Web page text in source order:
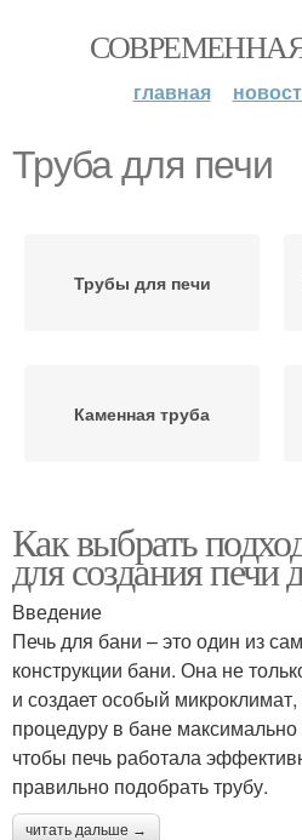
главная
Труба для печи
Трубы для печи
Каменная труба
Как выбрать
для создания печи
Введение
Печь для бани – это один из
конструкции бани. Она не
и создает особый
процедуру в бане
чтобы печь работала
правильно подобрать трубу.
читать дальше →